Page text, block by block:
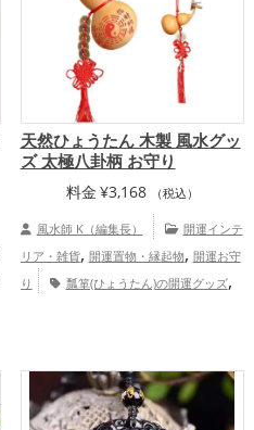
天然ひょうたん 木製 風水グッ
ズ 太極八卦柄 お守り
料金 ¥3,168 （税込）
風水師 K（編集長）
開運インテ
リア・雑貨, 開運置物・縁起物, 開運お守
り
瓢箪(ひょうたん)の開運グッズ,
運グッズ,オフィス・事務所の開運グッ
ズ
金運アップ,家庭運・家族運アッ